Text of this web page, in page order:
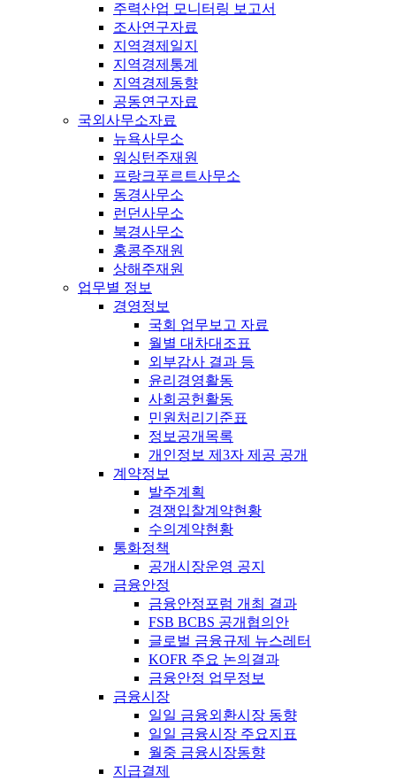
주력산업 모니터링 보고서
조사연구자료
지역경제일지
지역경제통계
지역경제동향
공동연구자료
국외사무소자료
뉴욕사무소
워싱턴주재원
프랑크푸르트사무소
동경사무소
런던사무소
북경사무소
홍콩주재원
상해주재원
업무별 정보
경영정보
국회 업무보고 자료
월별 대차대조표
외부감사 결과 등
윤리경영활동
사회공헌활동
민원처리기준표
정보공개목록
개인정보 제3자 제공 공개
계약정보
발주계획
경쟁입찰계약현황
수의계약현황
통화정책
공개시장운영 공지
금융안정
금융안정포럼 개최 결과
FSB BCBS 공개협의안
글로벌 금융규제 뉴스레터
KOFR 주요 논의결과
금융안정 업무정보
금융시장
일일 금융외환시장 동향
일일 금융시장 주요지표
월중 금융시장동향
지급결제